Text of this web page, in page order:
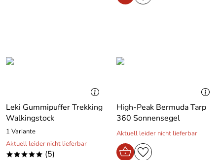
Leki Gummipuffer Trekking
Walkingstock
1 Variante
Aktuell leider nicht lieferbar
***** (5)
High-Peak Bermuda Tarp
360 Sonnensegel
Aktuell leider nicht lieferbar